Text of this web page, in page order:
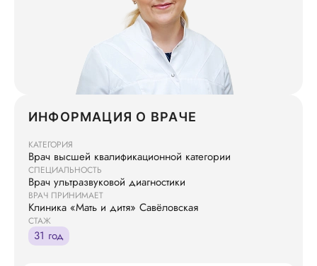
ИНФОРМАЦИЯ О ВРАЧЕ
КАТЕГОРИЯ
Врач высшей квалификационной категории
СПЕЦИАЛЬНОСТЬ
Врач ультразвуковой диагностики
ВРАЧ ПРИНИМАЕТ
Клиника «Мать и дитя» Савёловская
СТАЖ
31 год